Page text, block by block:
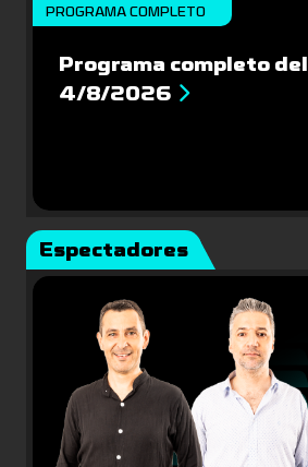
PROGRAMA COMPLETO
Programa completo del
4/8/2026
Espectadores